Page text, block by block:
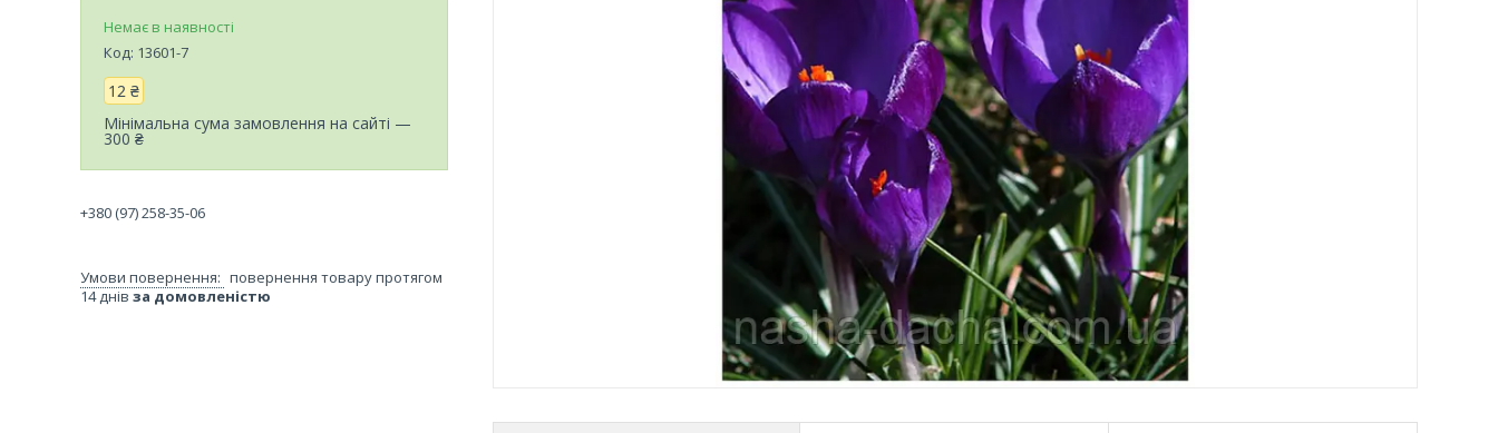
Немає в наявності
Код: 13601-7
12 ₴
Мінімальна сума замовлення на сайті —
300 ₴
+380 (97) 258-35-06
повернення товару протягом
14 днів за домовленістю